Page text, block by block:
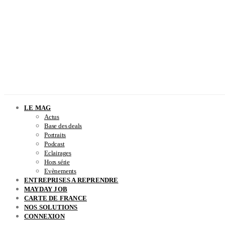
LE MAG
Actus
Base des deals
Portraits
Podcast
Eclairages
Hors série
Evènements
ENTREPRISES A REPRENDRE
MAYDAY JOB
CARTE DE FRANCE
NOS SOLUTIONS
CONNEXION